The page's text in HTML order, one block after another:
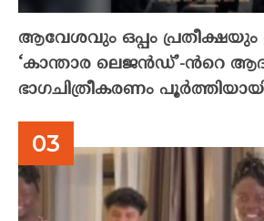
ആവേശവും ഒപ്പം പ്രതീക്ഷയും
‘കാന്താര ലെജൻഡ്’-ൻറെ
ഭാഗചിത്രീകരണം